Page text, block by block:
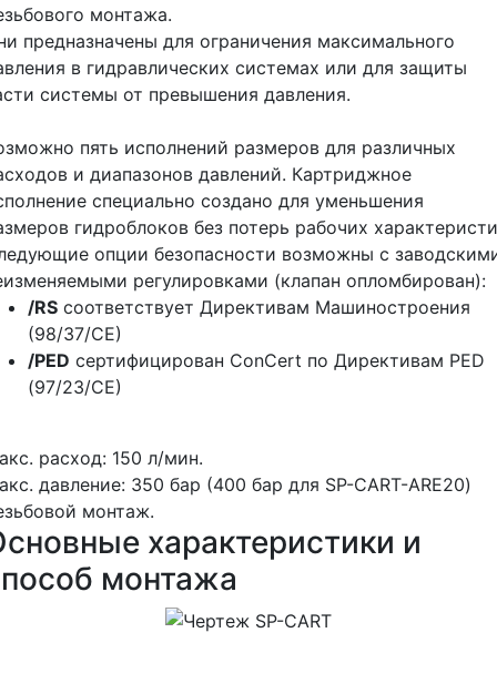
монтажа.
предназначены для ограничения максимального
в гидравлических системах или для защиты
системы от превышения давления.
пять исполнений размеров для различных
и диапазонов давлений. Картриджное
специально создано для уменьшения
гидроблоков без потерь рабочих
опции безопасности возможны с
регулировками (клапан опломбирован):
/RS соответствует Директивам Машиностроения
(98/37/СЕ)
/PED сертифицирован ConCert по Директивам PED
(97/23/CE)
расход: 150 л/мин.
давление: 350 бар (400 бар для SP-CART-ARE20)
монтаж.
характеристики и
монтажа